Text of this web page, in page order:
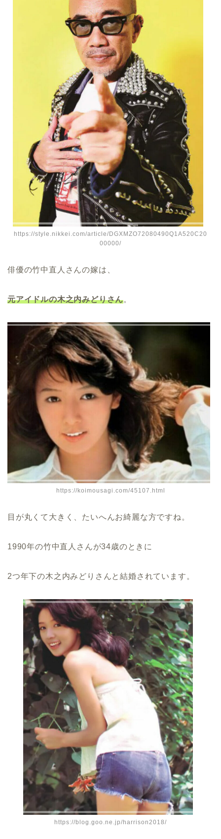
https://style.nikkei.com/article/DGXMZO72080490Q1A520C20
00000/
俳優の竹中直人さんの嫁は、
元アイドルの木之内みどりさん。
https://koimousagi.com/45107.html
目が丸くて大きく、たいへんお綺麗な方ですね。
1990年の竹中直人さんが34歳のときに
2つ年下の木之内みどりさんと結婚されています。
https://blog.goo.ne.jp/harrison2018/